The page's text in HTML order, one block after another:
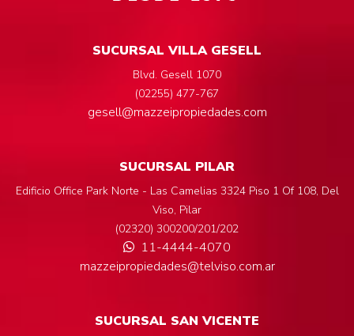
SUCURSAL VILLA GESELL
Blvd. Gesell 1070
(02255) 477-767
gesell@mazzeipropiedades.com
SUCURSAL PILAR
Edificio Office Park Norte - Las Camelias 3324 Piso 1 Of 108, Del
Viso, Pilar
(02320) 300200/201/202
11-4444-4070
mazzeipropiedades@telviso.com.ar
SUCURSAL SAN VICENTE